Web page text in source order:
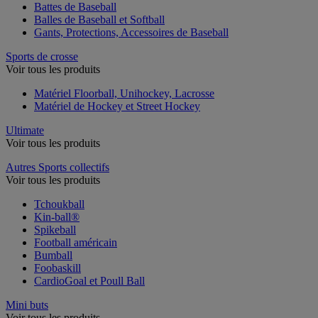
Battes de Baseball
Balles de Baseball et Softball
Gants, Protections, Accessoires de Baseball
Sports de crosse
Voir tous les produits
Matériel Floorball, Unihockey, Lacrosse
Matériel de Hockey et Street Hockey
Ultimate
Voir tous les produits
Autres Sports collectifs
Voir tous les produits
Tchoukball
Kin-ball®
Spikeball
Football américain
Bumball
Foobaskill
CardioGoal et Poull Ball
Mini buts